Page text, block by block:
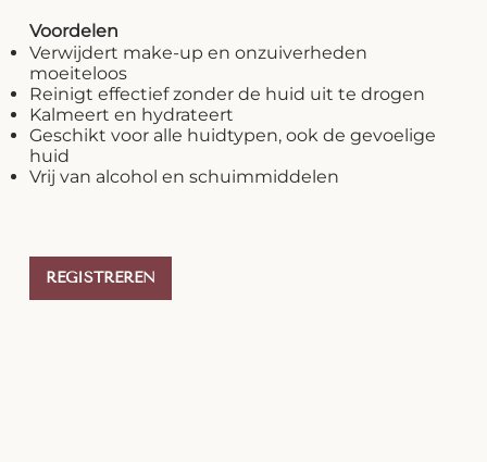
Voordelen
Verwijdert make-up en onzuiverheden
moeiteloos
Reinigt effectief zonder de huid uit te drogen
Kalmeert en hydrateert
Geschikt voor alle huidtypen, ook de gevoelige
huid
Vrij van alcohol en schuimmiddelen
REGISTREREN